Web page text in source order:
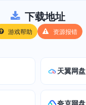
下载地址
游戏帮助 资源报错
天翼网盘